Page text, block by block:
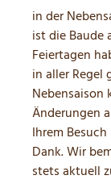
in der
ist die Baude
Feiertagen
in aller Regel
Änderungen
Ihrem
Dank. Wir
stets aktuell